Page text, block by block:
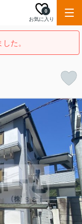
お気に入り
0
た。